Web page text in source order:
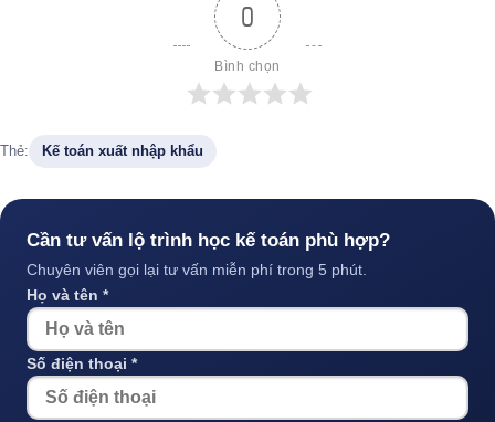
0
Bình chọn
Thẻ: Kế toán xuất nhập khẩu
Cần tư vấn lộ trình học kế toán phù hợp?
Chuyên viên gọi lại tư vấn miễn phí trong 5 phút.
Họ và tên *
Số điện thoại *